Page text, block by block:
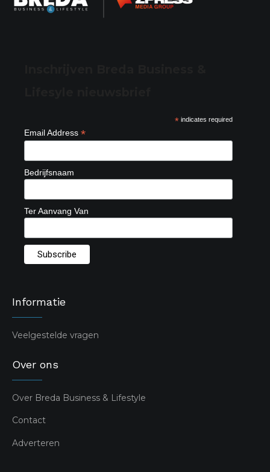
*indicates required
Email Address *
Bedrijfsnaam
Ter Aanvang Van
Informatie
Veelgestelde vragen
Over ons
Over Breda Business & Lifestyle
Contact
Adverteren